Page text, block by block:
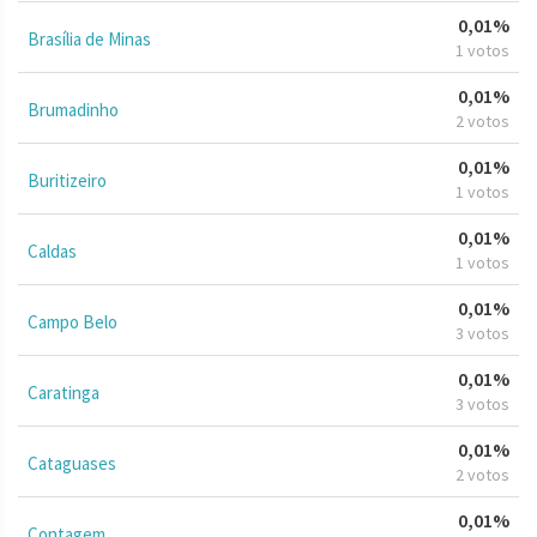
Brasília de Minas
0,01%
1 votos
Brumadinho
0,01%
2 votos
Buritizeiro
0,01%
1 votos
Caldas
0,01%
1 votos
Campo Belo
0,01%
3 votos
Caratinga
0,01%
3 votos
Cataguases
0,01%
2 votos
0,01%